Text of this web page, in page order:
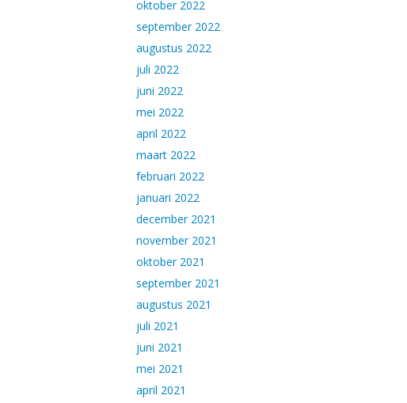
oktober 2022
september 2022
augustus 2022
juli 2022
juni 2022
mei 2022
april 2022
maart 2022
februari 2022
januari 2022
december 2021
november 2021
oktober 2021
september 2021
augustus 2021
juli 2021
juni 2021
mei 2021
april 2021